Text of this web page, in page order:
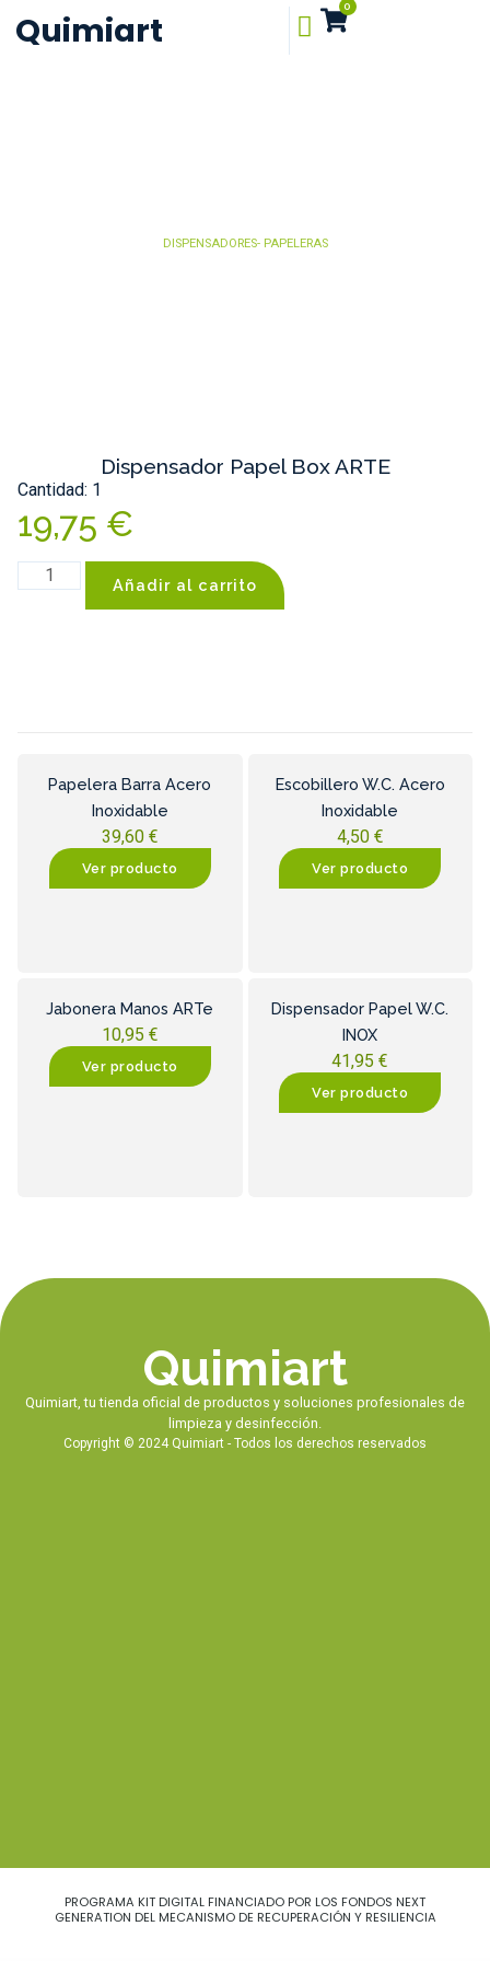
Quimiart
0
DISPENSADORES- PAPELERAS
Dispensador Papel Box ARTE
Cantidad: 1
19,75 €
Añadir al carrito
Papelera Barra Acero
Inoxidable
39,60 €
Ver producto
Escobillero W.C. Acero
Inoxidable
4,50 €
Ver producto
Jabonera Manos ARTe
10,95 €
Ver producto
Dispensador Papel W.C.
INOX
41,95€
Ver producto
Quimiart
Quimiart, tu tienda oficial de productos y soluciones profesionales de
limpieza y desinfección.
Copyright © 2024 Quimiart - Todos los derechos reservados
PROGRAMA KIT DIGITAL FINANCIADO POR LOS FONDOS NEXT
GENERATION DEL MECANISMO DE RECUPERACIÓN Y RESILIENCIA